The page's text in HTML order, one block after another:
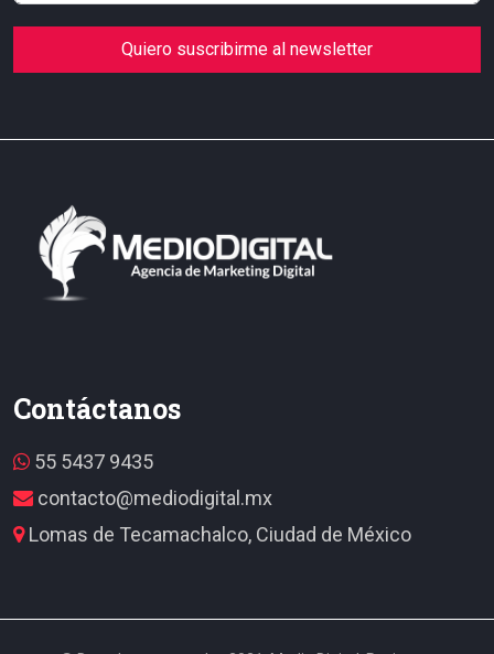
Quiero suscribirme al newsletter
Contáctanos
55 5437 9435
contacto@mediodigital.mx
Lomas de Tecamachalco, Ciudad de México